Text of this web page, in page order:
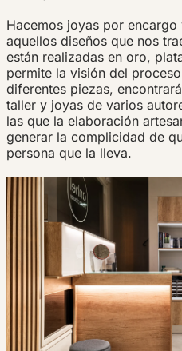
Hacemos joyas por encargo
aquellos diseños que nos
están realizadas en oro,
permite la visión del proceso
diferentes piezas, encontrará
taller y joyas de varios
las que la elaboración
generar la complicidad de
persona que la lleva.